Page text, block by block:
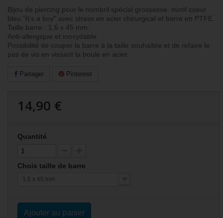
Bijou de piercing pour le nombril spécial grossesse, motif coeur
bleu "It's a boy" avec strass en acier chirurgical et barre en PTFE.
Taille barre : 1,6 x 45 mm.
Anti-allergique et inoxydable.
Possibilité de couper la barre à la taille souhaitée et de refaire le
pas de vis en vissant la boule en acier.
Partager Pinterest
14,90 €
Quantité
Choix taille de barre
1,6 x 45 mm
Ajouter au panier